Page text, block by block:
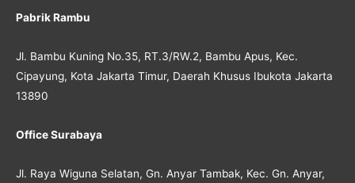
Pabrik Rambu
Jl. Bambu Kuning No.35, RT.3/RW.2, Bambu Apus, Kec.
Cipayung, Kota Jakarta Timur, Daerah Khusus Ibukota Jakarta
13890
Office Surabaya
Jl. Raya Wiguna Selatan, Gn. Anyar Tambak, Kec. Gn. Anyar,